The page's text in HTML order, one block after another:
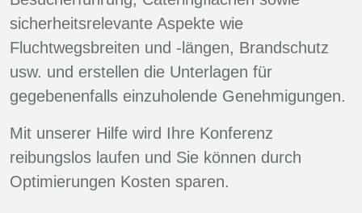
sicherheitsrelevante Aspekte wie
Fluchtwegsbreiten und -längen, Brandschutz
usw. und erstellen die Unterlagen für
gegebenenfalls einzuholende Genehmigungen.
Mit unserer Hilfe wird Ihre Konferenz
reibungslos laufen und Sie können durch
Optimierungen Kosten sparen.